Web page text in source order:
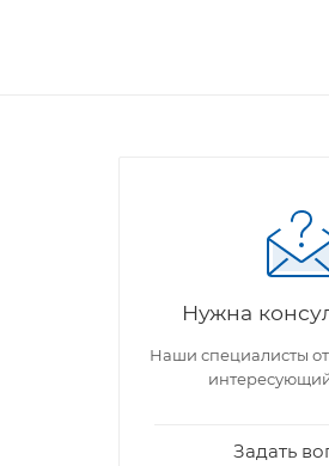
Нужна
Наши специалисты
Задать